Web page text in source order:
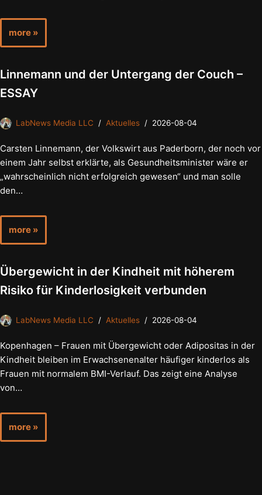
more »
Linnemann und der Untergang der Couch –
ESSAY
LabNews Media LLC Aktuelles 2026-08-04
Carsten Linnemann, der Volkswirt aus Paderborn, der noch vor
einem Jahr selbst erklärte, als Gesundheitsminister wäre er
„wahrscheinlich nicht erfolgreich gewesen“ und man solle
den…
more »
Übergewicht in der Kindheit mit höherem
Risiko für Kinderlosigkeit verbunden
LabNews Media LLC Aktuelles 2026-08-04
Kopenhagen – Frauen mit Übergewicht oder Adipositas in der
Kindheit bleiben im Erwachsenenalter häufiger kinderlos als
Frauen mit normalem BMI-Verlauf. Das zeigt eine Analyse
von…
more »